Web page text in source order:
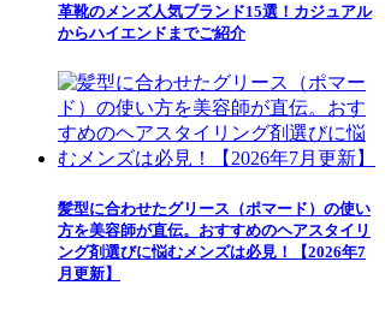
革靴のメンズ人気ブランド15選！カジュアル
からハイエンドまでご紹介
髪型に合わせたグリース（ポマード）の使い
方を美容師が直伝。おすすめのヘアスタイリ
ング剤選びに悩むメンズは必見！【2026年7
月更新】